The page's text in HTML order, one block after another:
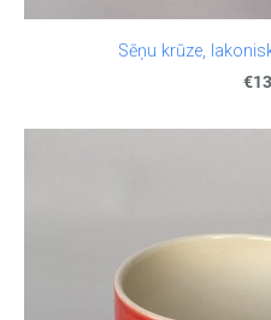
Sēņu krūze,